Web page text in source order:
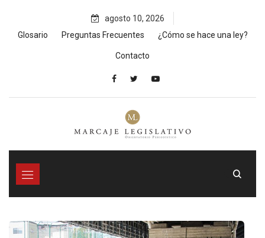
content
agosto 10, 2026
Glosario
Preguntas Frecuentes ¿Cómo se hace una ley?
Contacto